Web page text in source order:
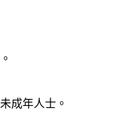
成年人士。